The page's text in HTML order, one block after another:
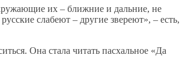
их – ближние и дальние, не
слабеют – другие звереют», – есть,
Она стала читать пасхальное «Да